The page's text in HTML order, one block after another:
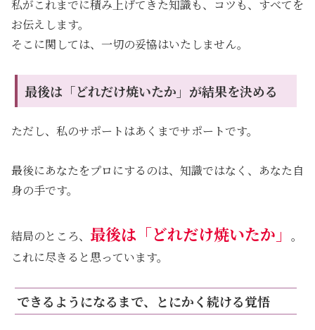
私がこれまでに積み上げてきた知識も、コツも、すべてを
お伝えします。
そこに関しては、一切の妥協はいたしません。
最後は「どれだけ焼いたか」が結果を決める
ただし、私のサポートはあくまでサポートです。
最後にあなたをプロにするのは、知識ではなく、あなた自
身の手です。
結局のところ、 最後は「どれだけ焼いたか」
。
これに尽きると思っています。
できるようになるまで、とにかく続ける覚悟